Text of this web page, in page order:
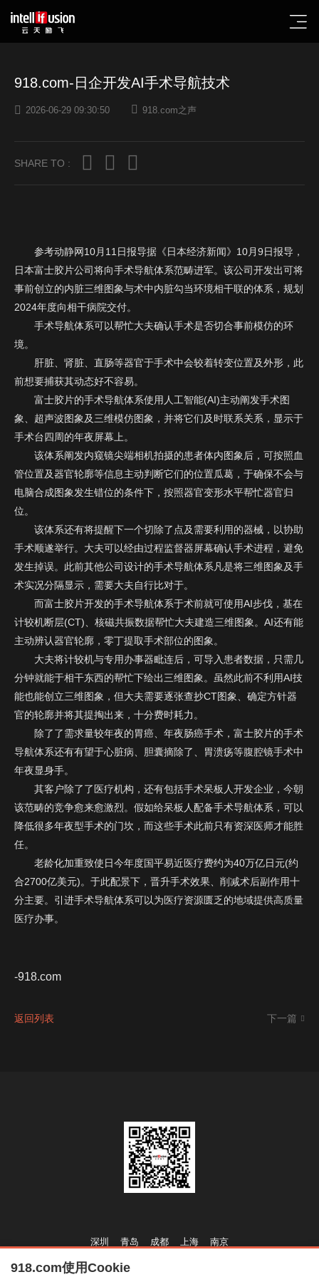
918.com-日企开发AI手术导航技术
2026-06-29 09:30:50 918.com之声
SHARE TO :
参考动静网10月11日报导据《日本经济新闻》10月9日报导，
日本富士胶片公司将向手术导航体系范畴进军。该公司开发出可将
事前创立的内脏三维图象与术中内脏勾当环境相干联的体系，规划
2024年度向相干病院交付。
手术导航体系可以帮忙大夫确认手术是否切合事前模仿的环
境。
肝脏、肾脏、直肠等器官于手术中会较着转变位置及外形，此
前想要捕获其动态好不容易。
富士胶片的手术导航体系使用人工智能(AI)主动阐发手术图
象、超声波图象及三维模仿图象，并将它们及时联系关系，显示于
手术台四周的年夜屏幕上。
该体系阐发内窥镜尖端相机拍摄的患者体内图象后，可按照血
管位置及器官轮廓等信息主动判断它们的位置瓜葛，于确保不会与
电脑合成图象发生错位的条件下，按照器官变形水平帮忙器官归
位。
该体系还有将提醒下一个切除了点及需要利用的器械，以协助
手术顺遂举行。大夫可以经由过程监督器屏幕确认手术进程，避免
发生掉误。此前其他公司设计的手术导航体系凡是将三维图象及手
术实况分隔显示，需要大夫自行比对于。
而富士胶片开发的手术导航体系于术前就可使用AI步伐，基在
计较机断层(CT)、核磁共振数据帮忙大夫建造三维图象。AI还有能
主动辨认器官轮廓，零丁提取手术部位的图象。
大夫将计较机与专用办事器毗连后，可导入患者数据，只需几
分钟就能于相干东西的帮忙下绘出三维图象。虽然此前不利用AI技
能也能创立三维图象，但大夫需要逐张查抄CT图象、确定方针器
官的轮廓并将其提掏出来，十分费时耗力。
除了了需求量较年夜的胃癌、年夜肠癌手术，富士胶片的手术
导航体系还有有望于心脏病、胆囊摘除了、胃溃疡等腹腔镜手术中
年夜显身手。
其客户除了了医疗机构，还有包括手术呆板人开发企业，今朝
该范畴的竞争愈来愈激烈。假如给呆板人配备手术导航体系，可以
降低很多年夜型手术的门坎，而这些手术此前只有资深医师才能胜
任。
老龄化加重致使日今年度国平易近医疗费约为40万亿日元(约
合2700亿美元)。于此配景下，晋升手术效果、削减术后副作用十
分主要。引进手术导航体系可以为医疗资源匮乏的地域提供高质量
医疗办事。
-918.com
返回列表 下一篇
深圳 青岛 成都 上海 南京
欢迎您预约918.com(中
国区)全球创新展示中
心！请您填写表单，
918.com将竭诚为您服
务，谢谢！
类
型
政府
协会
学校
提 交
918.com使用Cookie